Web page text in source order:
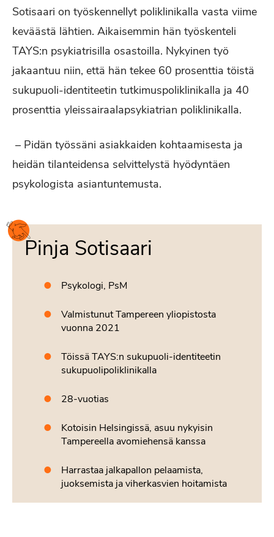
Sotisaari on työskennellyt poliklinikalla vasta viime
keväästä lähtien. Aikaisemmin hän työskenteli
TAYS:n psykiatrisilla osastoilla. Nykyinen työ
jakaantuu niin, että hän tekee 60 prosenttia töistä
sukupuoli-identiteetin tutkimuspoliklinikalla ja 40
prosenttia yleissairaalapsykiatrian poliklinikalla.
– Pidän työssäni asiakkaiden kohtaamisesta ja
heidän tilanteidensa selvittelystä hyödyntäen
psykologista asiantuntemusta.
Pinja Sotisaari
Psykologi, PsM
Valmistunut Tampereen yliopistosta
vuonna 2021
Töissä TAYS:n sukupuoli-identiteetin
sukupuolipoliklinikalla
28-vuotias
Kotoisin Helsingissä, asuu nykyisin
Tampereella avomiehensä kanssa
Harrastaa jalkapallon pelaamista,
juoksemista ja viherkasvien hoitamista